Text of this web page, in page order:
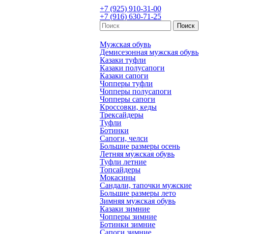
+7 (925) 910-31-00
+7 (916) 630-71-25
Мужская обувь
Демисезонная мужская обувь
Казаки туфли
Казаки полусапоги
Казаки сапоги
Чопперы туфли
Чопперы полусапоги
Чопперы сапоги
Кроссовки, кеды
Трексайдеры
Туфли
Ботинки
Сапоги, челси
Большие размеры осень
Летняя мужская обувь
Туфли летние
Топсайдеры
Мокасины
Сандали, тапочки мужские
Большие размеры лето
Зимняя мужская обувь
Казаки зимние
Чопперы зимние
Ботинки зимние
Сапоги зимние